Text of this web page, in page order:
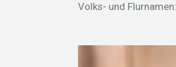
Volks- und